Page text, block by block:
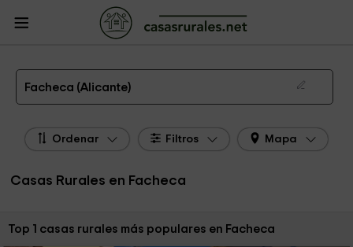
Casas Rurales
Casas Rurales Alicante
Casas Rurales Facheca
Las 1 mejores casas rurales en Facheca de 2026
Facheca (Alicante)
Ordenar Filtros Mapa
Casas Rurales en Facheca
Ordenar por:
Top 1 casas rurales más populares en Facheca